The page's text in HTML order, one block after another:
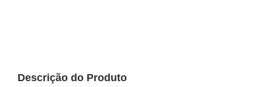
Descrição do Produto